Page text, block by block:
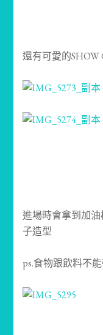
還有可愛的SHOW
進場時會拿到加
子造型
ps.食物跟飲料不